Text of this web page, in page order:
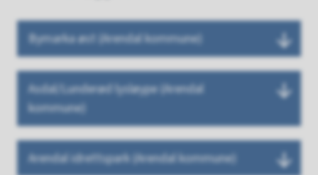
Bymarka øst (Arendal kommune)
Asdal/Lunderød lysløype (Arendal
kommune)
Arendal idrettspark (Arendal kommune)